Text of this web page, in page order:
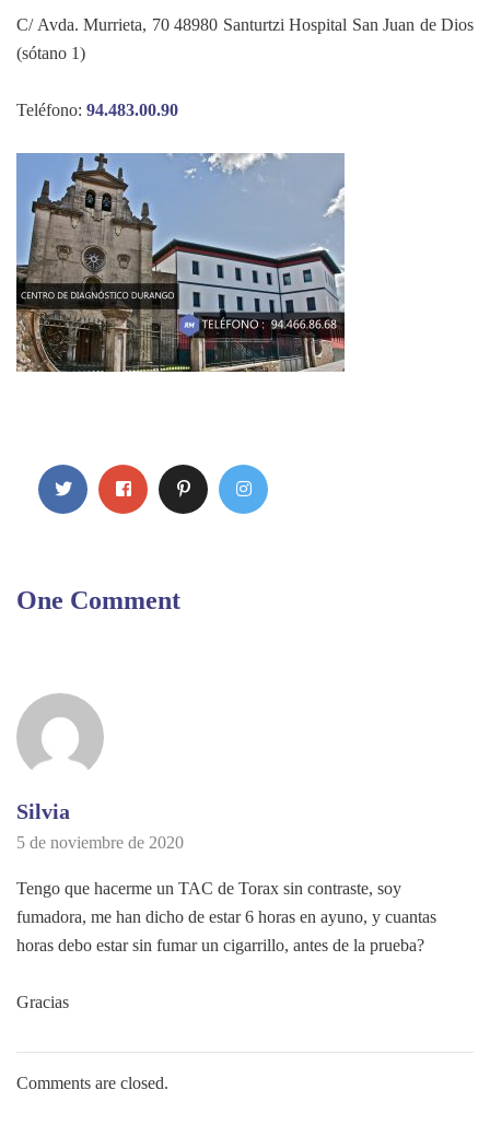
C/ Avda. Murrieta, 70 48980 Santurtzi Hospital San Juan de Dios
(sótano 1)
Teléfono: 94.483.00.90
One Comment
Silvia
5 de noviembre de 2020
Tengo que hacerme un TAC de Torax sin contraste, soy
fumadora, me han dicho de estar 6 horas en ayuno, y cuantas
horas debo estar sin fumar un cigarrillo, antes de la prueba?
Gracias
Comments are closed.